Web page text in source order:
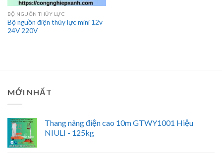
BỘ NGUỒN THỦY LỰC
Bộ nguồn điện thủy lực mini 12v
24V 220V
MỚI NHẤT
Thang nâng điện cao 10m GTWY1001 Hiệu
NIULI - 125kg